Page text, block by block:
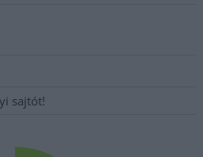
sajtót!